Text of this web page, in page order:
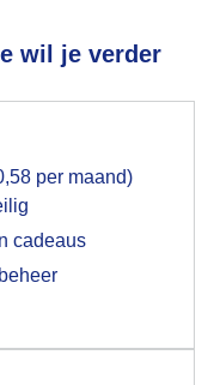
wil je verder
per maand)
cadeaus
voor het
op hebt gegeven,
browser waarin